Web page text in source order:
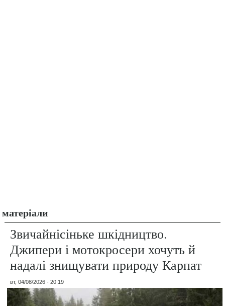
матеріали
Звичайнісіньке шкідництво.
Джипери і мотокросери хочуть й
надалі знищувати природу Карпат
вт, 04/08/2026 - 20:19